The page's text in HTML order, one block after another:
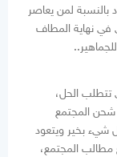
بالنسبة لمن يعاصر
في نهاية المطاف
تتطلب الحل،
شحن المجتمع
شيء بخير ويتعود
مطالب المجتمع،